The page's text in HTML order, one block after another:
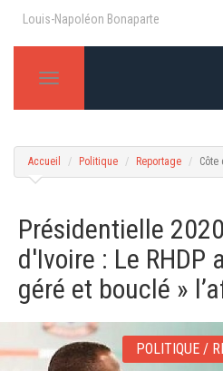
Louis-Napoléon Bonaparte
T
v
i
g
t
o
n
Accueil Politique Reportage Côte
Présidentielle
d'Ivoire : Le RHDP
géré et bouclé »
POLITIQUE /